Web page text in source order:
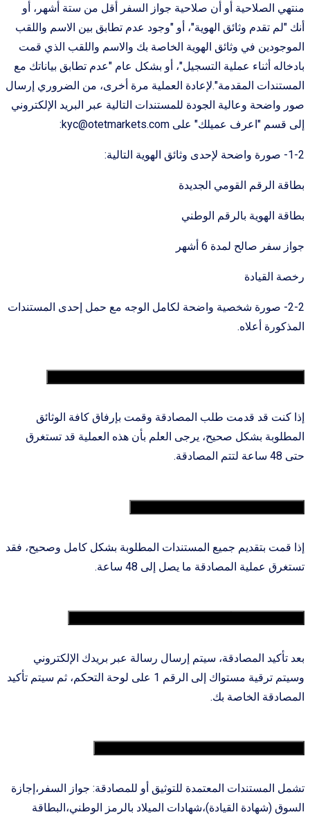
منتهي الصلاحية أو أن صلاحية جواز السفر أقل من ستة أشهر، أو
أنك "لم تقدم وثائق الهوية"، أو "وجود عدم تطابق بين الاسم واللقب
الموجودين في وثائق الهوية الخاصة بك والاسم واللقب الذي قمت
بادخاله أثناء عملية التسجيل"، أو بشكل عام "عدم تطابق بياناتك مع
المستندات المقدمة".لإعادة العملية مرة أخرى، من الضروري إرسال
صور واضحة وعالية الجودة للمستندات التالية عبر البريد الإلكتروني
إلى قسم "اعرف عميلك" على kyc@otetmarkets.com
:
1-2- صورة واضحة لإحدى وثائق الهوية التالية:
بطاقة الرقم القومي الجديدة
بطاقة الهوية بالرقم الوطني
جواز سفر صالح لمدة 6 أشهر
رخصة القيادة
2-2- صورة شخصية واضحة لكامل الوجه مع حمل إحدى المستندات
المذكورة أعلاه.
إذا كنت قد قدمت طلب المصادقة وقمت بإرفاق كافة الوثائق
المطلوبة بشكل صحيح، يرجى العلم بأن هذه العملية قد تستغرق
حتى 48 ساعة لتتم المصادقة.
إذا قمت بتقديم جميع المستندات المطلوبة بشكل كامل وصحيح، فقد
تستغرق عملية المصادقة ما يصل إلى 48 ساعة.
بعد تأكيد المصادقة، سيتم إرسال رسالة عبر بريدك الإلكتروني
وسيتم ترقية مستواك إلى الرقم 1 على لوحة التحكم، ثم سيتم تأكيد
المصادقة الخاصة بك.
تشمل المستندات المعتمدة للتوثيق أو للمصادقة: جواز السفر،إجازة
السوق (شهادة القيادة)،شهادات الميلاد بالرمز الوطني،البطاقة